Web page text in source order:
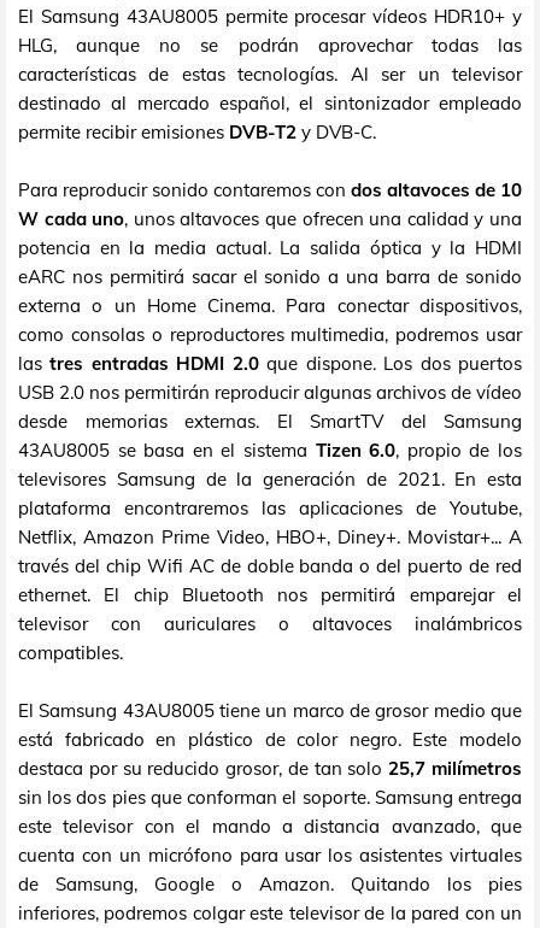
El Samsung 43AU8005 permite procesar vídeos HDR10+ y
HLG, aunque no se podrán aprovechar todas las
características de estas tecnologías. Al ser un televisor
destinado al mercado español, el sintonizador empleado
permite recibir emisiones DVB-T2 y DVB-C.
Para reproducir sonido contaremos con dos altavoces de 10
W cada uno, unos altavoces que ofrecen una calidad y una
potencia en la media actual. La salida óptica y la HDMI
eARC nos permitirá sacar el sonido a una barra de sonido
externa o un Home Cinema. Para conectar dispositivos,
como consolas o reproductores multimedia, podremos usar
lastres entradas HDMI 2.0que dispone. Los dos puertos
USB 2.0 nos permitirán reproducir algunas archivos de vídeo
desde memorias externas. El SmartTV del Samsung
43AU8005 se basa en el sistema Tizen 6.0, propio de los
televisores Samsung de la generación de 2021. En esta
plataforma encontraremos las aplicaciones de Youtube,
Netflix, Amazon Prime Video, HBO+, Diney+. Movistar+... A
través del chip Wifi AC de doble banda o del puerto de red
ethernet. El chip Bluetooth nos permitirá emparejar el
televisor con auriculares o altavoces inalámbricos
compatibles.
El Samsung 43AU8005 tiene un marco de grosor medio que
está fabricado en plástico de color negro. Este modelo
destaca por su reducido grosor, de tan solo25,7 milímetros
sin los dos pies que conforman el soporte. Samsung entrega
este televisor con el mando a distancia avanzado, que
cuenta con un micrófono para usar los asistentes virtuales
de Samsung, Google o Amazon. Quitando los pies
inferiores, podremos colgar este televisor de la pared con un